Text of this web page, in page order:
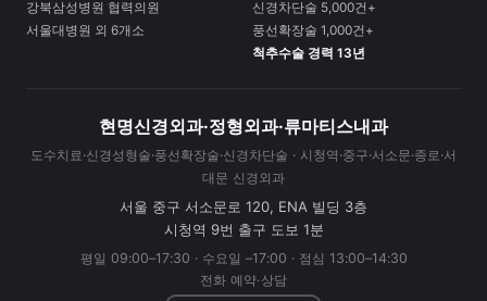
강북삼성병원 협력의원
서울대병원 외 6개소
신경차단술 5,000건+
풍선확장술 1,000건+
척추수술 경력 13년
현명신경외과·정형외과·류마티스내과
도수치료·신경성형술·풍선확장술·신경차단술 · 시청역·중구·서소문·종로·서
대문 신경외과
서울 중구 서소문로 120, ENA 빌딩 3층
시청역 9번 출구 도보 1분
평일 09:00–17:30 · 수요일 –17:00 · 점심 13:00–14:30
전화 예약·상담